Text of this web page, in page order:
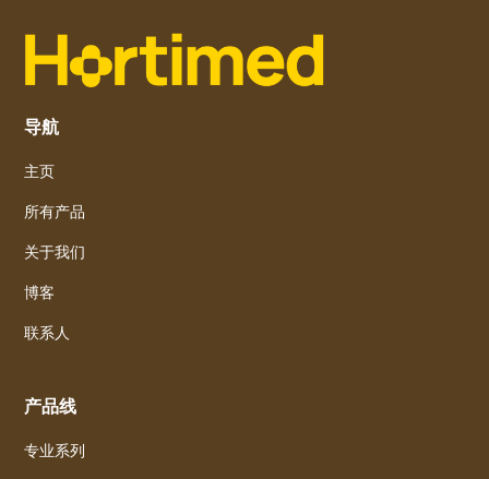
导航
主页
所有产品
关于我们
博客
联系人
产品线
专业系列